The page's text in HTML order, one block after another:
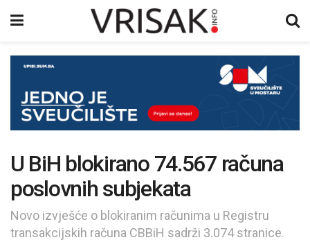
U BiH blokirano 74.567 računa
poslovnih subjekata
Novo izvješće o blokiranim računima u Registru
transakcijskih računa CBBiH sadrži 3.074 stranice.